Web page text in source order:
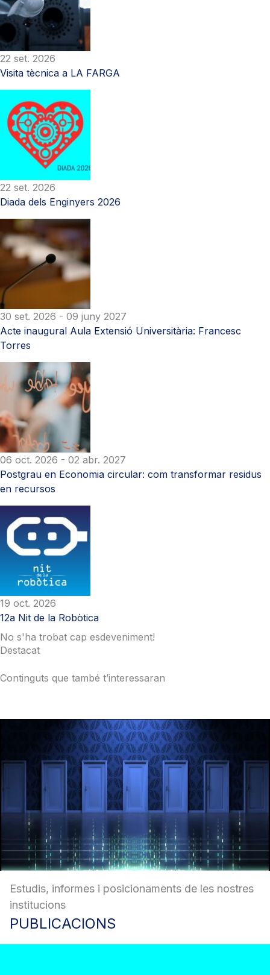
22 set. 2026
Visita tècnica a LA FARGA
22 set. 2026
Diada dels Enginyers 2026
30 set. 2026 - 09 juny 2027
Acte inaugural Aula Extensió Universitària: Francesc
Torres
06 oct. 2026 - 02 abr. 2027
Postgrau en Economia circular: com transformar residus
en recursos
19 oct. 2026
12a Nit de la Robòtica
No s'ha trobat cap esdeveniment!
Destacat
Continguts que també t’interessaran
Estudis, informes i posicionaments de les nostres
institucions
PUBLICACIONS